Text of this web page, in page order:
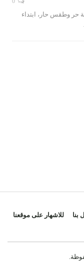
حر وطقس حار، ابتداء
بنا
للاشهار على موقعنا